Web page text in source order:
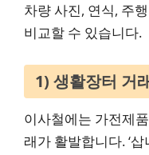
차량 사진, 연식, 주
비교할 수 있습니다.
1) 생활장터 거
이사철에는 가전제
래가 활발합니다. ‘